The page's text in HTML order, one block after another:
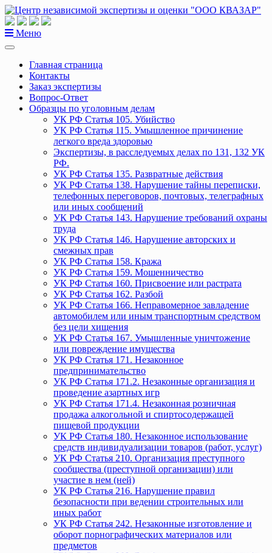
Перейти
к
содержанию
Меню
Главная страница
Контакты
Заказ экспертизы
Вопрос-Ответ
Образцы по уголовным делам
УК РФ Статья 105. Убийство
УК РФ Статья 115. Умышленное причинение
легкого вреда здоровью
Экспертизы, в расследуемых делах по 131, 132 УК
РФ.
УК РФ Статья 135. Развратные действия
УК РФ Статья 138. Нарушение тайны переписки,
телефонных переговоров, почтовых, телеграфных
или иных сообщений
УК РФ Статья 143. Нарушение требований охраны
труда
УК РФ Статья 146. Нарушение авторских и
смежных прав
УК РФ Статья 158. Кража
УК РФ Статья 159. Мошенничество
УК РФ Статья 160. Присвоение или растрата
УК РФ Статья 162. Разбой
УК РФ Статья 166. Неправомерное завладение
автомобилем или иным транспортным средством
без цели хищения
УК РФ Статья 167. Умышленные уничтожение
или повреждение имущества
УК РФ Статья 171. Незаконное
предпринимательство
УК РФ Статья 171.2. Незаконные организация и
проведение азартных игр
УК РФ Статья 171.4. Незаконная розничная
продажа алкогольной и спиртосодержащей
пищевой продукции
УК РФ Статья 180. Незаконное использование
средств индивидуализации товаров (работ, услуг)
УК РФ Статья 210. Организация преступного
сообщества (преступной организации) или
участие в нем (ней)
УК РФ Статья 216. Нарушение правил
безопасности при ведении строительных или
иных работ
УК РФ Статья 242. Незаконные изготовление и
оборот порнографических материалов или
предметов